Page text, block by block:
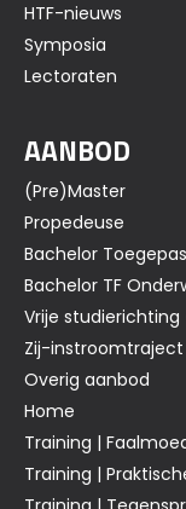
HTF-nieuws
Symposia
Lectoraten
AANBOD
(Pre)Master
Propedeuse
Bachelor
Bachelor TF
Vrije studierichting
Zij-
Overig aanbod
Home
Training |
Training |